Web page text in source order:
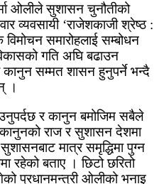
ओलीले सुशासन चुनौतीको
व्यवसायी ‘राजेशकाजी श्रेष्ठ :
समारोहलाई सम्बोधन
गति अघि बढाउन
सम्मत शासन हुनुपर्ने भन्दै
।
र कानुन बमोजिम सबैले
राज र सुशासन देशमा
मात्र समृद्धिमा पुग्न
रहेको बताए । छिटो छरितो
प्रधानमन्त्री ओलीको भनाइ